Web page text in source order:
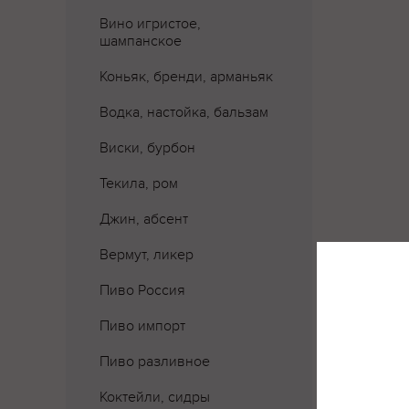
Вино игристое,
шампанское
Коньяк, бренди, арманьяк
Водка, настойка, бальзам
Виски, бурбон
Текила, ром
Джин, абсент
Вермут, ликер
Пиво Россия
Пиво импорт
Пиво разливное
Коктейли, сидры